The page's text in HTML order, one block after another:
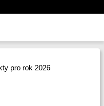
pro rok 2026